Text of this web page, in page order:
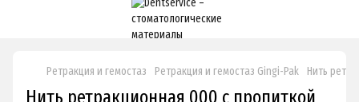
Ретракция и гемостаз Ретракция и гемостаз Gingi-Pak Нить
Нить ретракционная 000 с пропиткой